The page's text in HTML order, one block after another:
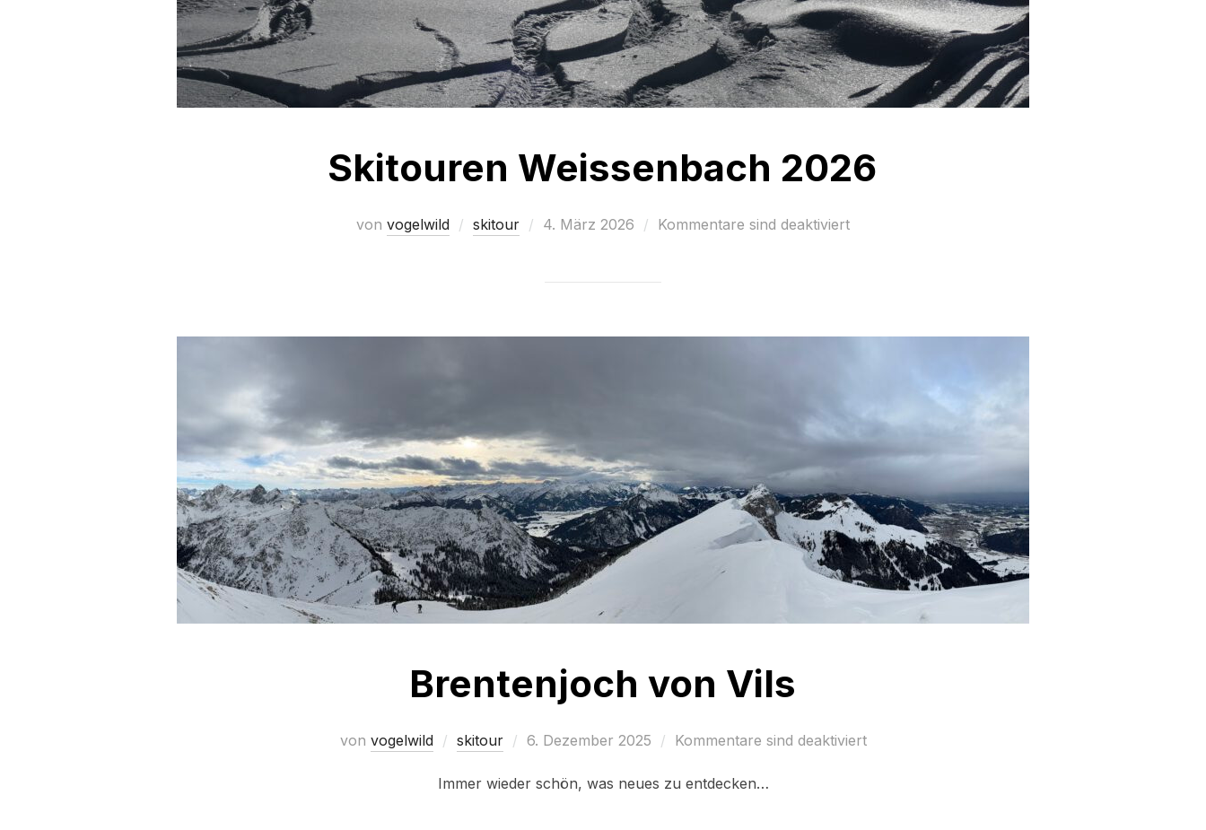
Skitouren Weissenbach 2026
von vogelwild skitour
Veröffentlicht
4. März 2026 Kommentare sind deaktiviert
Brentenjoch von Vils
von vogelwild skitour
Veröffentlicht
6. Dezember 2025 Kommentare sind deaktiviert
Immer wieder schön, was neues zu entdecken…